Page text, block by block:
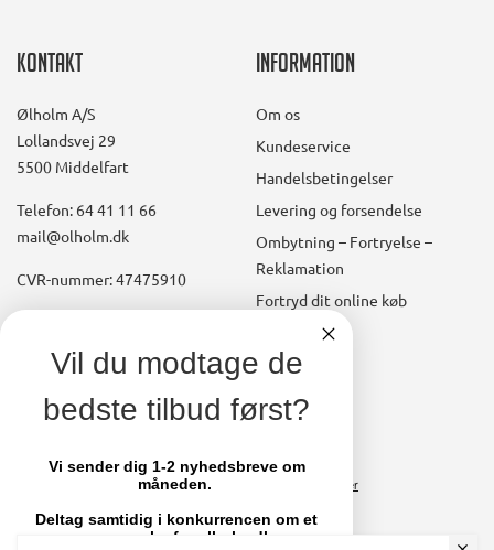
Kontakt
Ølholm A/S
Lollandsvej 29
5500 Middelfart
Telefon: 64 41 11 66
mail@olholm.dk
CVR-nummer: 47475910
Information
Om os
Kundeservice
Handelsbetingelser
Levering og forsendelse
Ombytning – Fortryelse –
Reklamation
Fortryd dit online køb
Konto
Brugerkonto, startside
Stamdata
Fakturaer
square
facebook
Vil du modtage de
bedste tilbud først?
Vi sender dig 1-2 nyhedsbreve om
måneden.
Deltag samtidig i konkurrencen om et
par nye sko fra olholm.dk